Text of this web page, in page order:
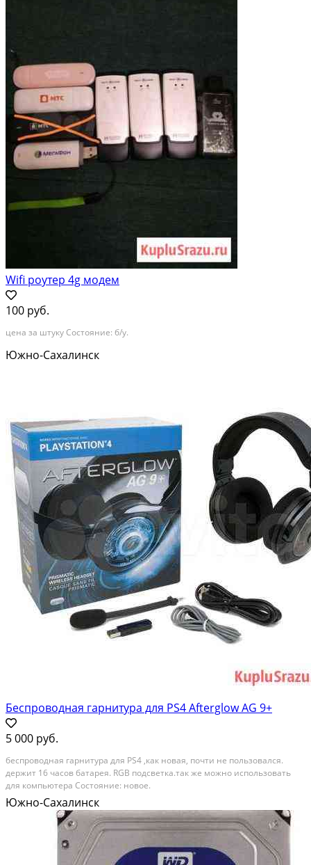
Wifi роутер 4g модем
100 руб.
цена за штуку Состояние: б/у.
Южно-Сахалинск
Беспроводная гарнитура для PS4 Afterglow AG 9+
5 000 руб.
беспроводная гарнитура для PS4 ,как новая, почти не пользовался.
держит 16 часов батарея. RGB подсветка.так же можно использовать
для компьютера Состояние: новое.
Южно-Сахалинск